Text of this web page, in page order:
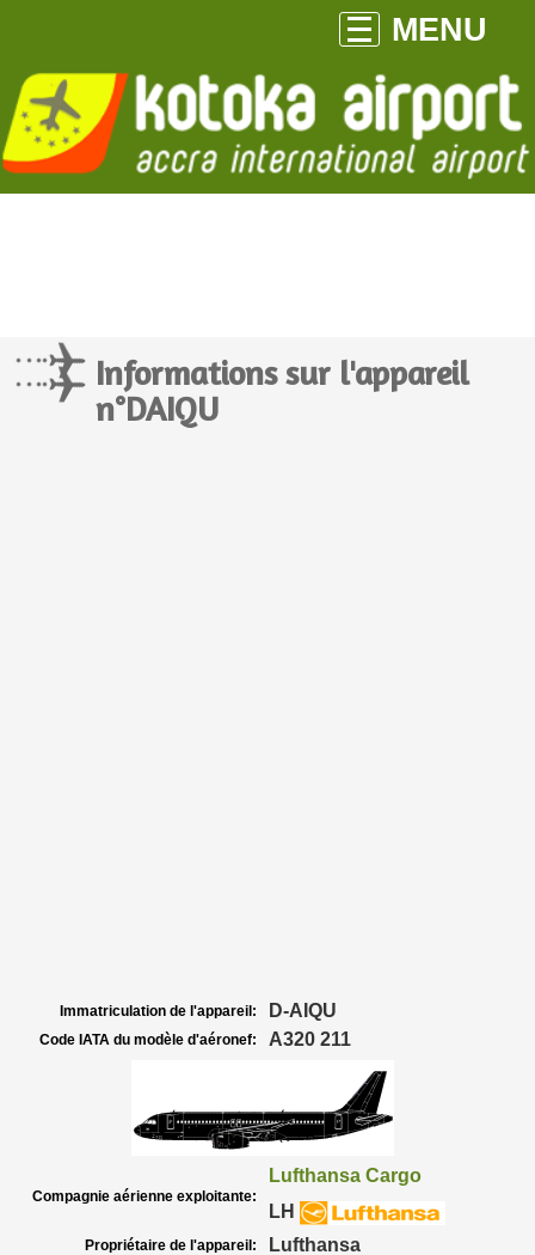
MENU
Informations sur l'appareil
n°DAIQU
Immatriculation de l'appareil: D-AIQU
Code IATA du modèle d'aéronef: A320 211
Compagnie aérienne exploitante:
Lufthansa Cargo
LH
Propriétaire de l'appareil: Lufthansa